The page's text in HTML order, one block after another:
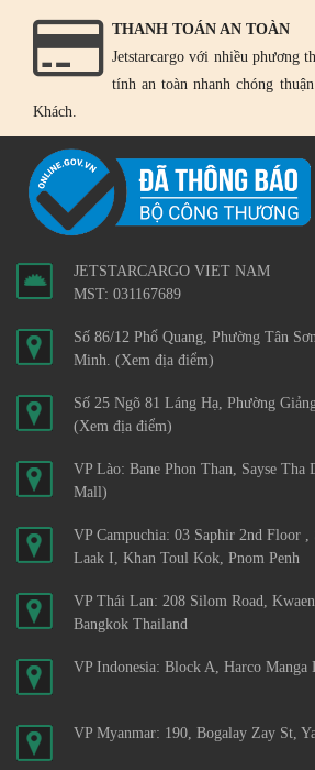
THANH TOÁN AN TOÀN
Jetstarcargo với nhiều phương
tính an toàn nhanh chóng
Khách.
JETSTARCARGO VIET NAM
MST: 031167689
Số 86/12 Phổ Quang, Phường Tân
Minh. (Xem địa điểm)
Số 25 Ngõ 81 Láng Hạ, Phường
(Xem địa điểm)
VP Lào: Bane Phon Than, Sayse
Mall)
VP Campuchia: 03 Saphir 2nd Floor ,
Laak I, Khan Toul Kok, Pnom Penh
VP Thái Lan: 208 Silom Road,
Bangkok Thailand
VP Indonesia: Block A, Harco
VP Myanmar: 190, Bogalay Zay St,